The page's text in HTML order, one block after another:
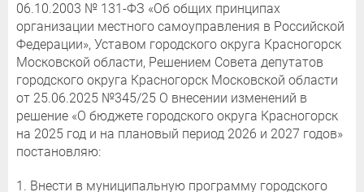
06.10.2003 № 131-ФЗ «Об общих принципах
организации местного самоуправления в Российской
Федерации», Уставом городского округа Красногорск
Московской области, Решением Совета депутатов
городского округа Красногорск Московской области
от 25.06.2025 №345/25 О внесении изменений в
решение «О бюджете городского округа Красногорск
на 2025 год и на плановый период 2026 и 2027 годов»
постановляю:
1. Внести в муниципальную программу городского